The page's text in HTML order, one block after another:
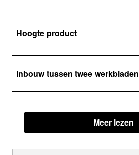
Hoogte product
Inbouw tussen twee werkbladen
Meer lezen